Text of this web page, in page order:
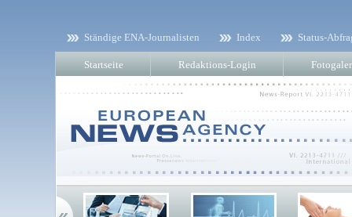
Ständige ENA-Journalisten Index Status-
Startseite Redaktions-Login